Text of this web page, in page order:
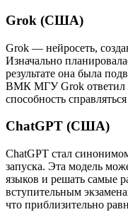
Grok (США)
Grok — нейросеть,
Изначально
результате она была
ВМК МГУ Grok ответил
способность
ChatGPT (США)
ChatGPT стал
запуска. Эта модель
языков и решать самые
вступительным
что приблизительно